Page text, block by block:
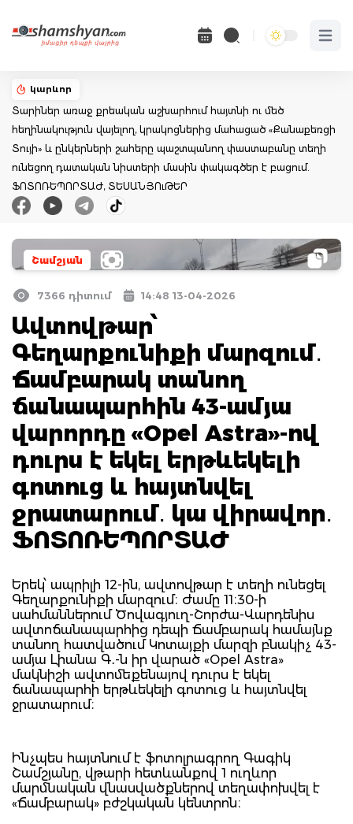
Open
կարևոր
Տարիներ առաջ քրեական աշխարհում հայտնի ու մեծ
հեղինակություն վայելող, կրակոցներից մահացած «Քանաքեռցի
Տույի» և ընկերների շահերը պաշտպանող փաստաբանը տեղի
ունեցող դատական նիստերի մասին փակագծեր է բացում.
ՖՈՏՈՌԵՊՈՐՏԱԺ, ՏԵՍԱՆՅՈւԹԵՐ
Շամշյան
7366 դիտում 14:48 13-04-2026
Ավտովթար՝
Գեղարքունիքի մարզում․
Ճամբարակ տանող
ճանապարհին 43-ամյա
վարորդը «Opel Astra»-ով
դուրս է եկել երթևեկելի
գոտուց և հայտնվել
ջրատարում․ կա վիրավոր․
ՖՈՏՈՌԵՊՈՐՏԱԺ
Երեկ՝ ապրիլի 12-ին, ավտովթար է տեղի ունեցել
Գեղարքունիքի մարզում։ Ժամը 11։30-ի
սահմաններում Ծովագյուղ-Շորժա-Վարդենիս
ավտոճանապարհից դեպի Ճամբարակ համայնք
տանող հատվածում Կոտայքի մարզի բնակիչ 43-
ամյա Լիանա Գ․-ն իր վարած «Opel Astra»
մակնիշի ավտոմեքենայով դուրս է եկել
ճանապարհի երթևեկելի գոտուց և հայտնվել
ջրատարում։
Ինչպես հայտնում է ֆոտոլրագրող Գագիկ
Շամշյանը, վթարի հետևանքով 1 ուղևոր
մարմնական վնասվածքներով տեղափոխվել է
«Ճամբարակ» բժշկական կենտրոն։